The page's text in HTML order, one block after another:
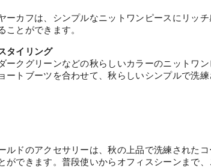
ーカフは、シンプルなニットワンピースにリッ
ことができます。
タイリング
ークグリーンなどの秋らしいカラーのニットワ
ートブーツを合わせて、秋らしいシンプルで洗
ルドのアクセサリーは、秋の上品で洗練された
ができます。普段使いからオフィスシーンまで